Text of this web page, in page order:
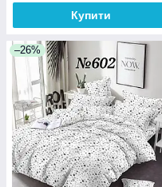
Купити
–26%